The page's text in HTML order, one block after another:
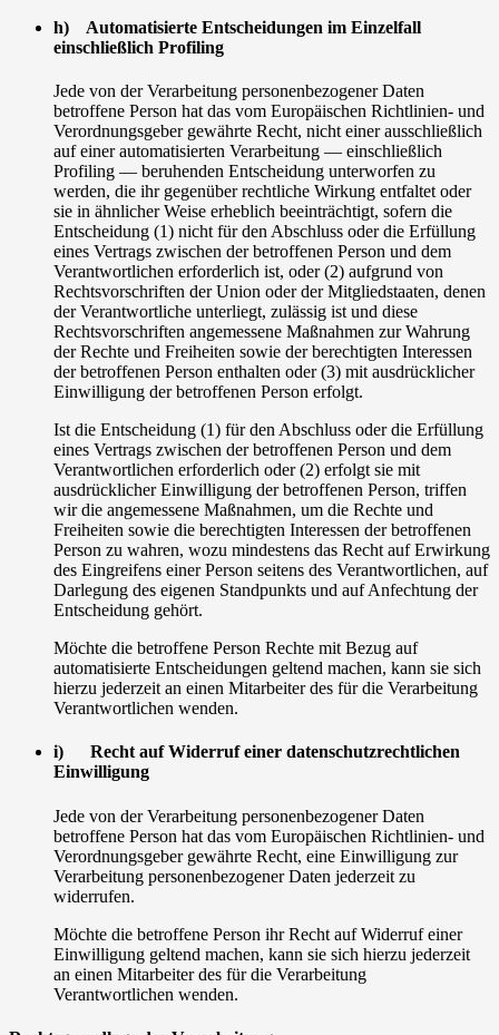
h) Automatisierte Entscheidungen im Einzelfall
einschließlich Profiling
Jede von der Verarbeitung personenbezogener Daten
betroffene Person hat das vom Europäischen Richtlinien- und
Verordnungsgeber gewährte Recht, nicht einer ausschließlich
auf einer automatisierten Verarbeitung — einschließlich
Profiling — beruhenden Entscheidung unterworfen zu
werden, die ihr gegenüber rechtliche Wirkung entfaltet oder
sie in ähnlicher Weise erheblich beeinträchtigt, sofern die
Entscheidung (1) nicht für den Abschluss oder die Erfüllung
eines Vertrags zwischen der betroffenen Person und dem
Verantwortlichen erforderlich ist, oder (2) aufgrund von
Rechtsvorschriften der Union oder der Mitgliedstaaten, denen
der Verantwortliche unterliegt, zulässig ist und diese
Rechtsvorschriften angemessene Maßnahmen zur Wahrung
der Rechte und Freiheiten sowie der berechtigten Interessen
der betroffenen Person enthalten oder (3) mit ausdrücklicher
Einwilligung der betroffenen Person erfolgt.
Ist die Entscheidung (1) für den Abschluss oder die Erfüllung
eines Vertrags zwischen der betroffenen Person und dem
Verantwortlichen erforderlich oder (2) erfolgt sie mit
ausdrücklicher Einwilligung der betroffenen Person, triffen
wir die angemessene Maßnahmen, um die Rechte und
Freiheiten sowie die berechtigten Interessen der betroffenen
Person zu wahren, wozu mindestens das Recht auf Erwirkung
des Eingreifens einer Person seitens des Verantwortlichen, auf
Darlegung des eigenen Standpunkts und auf Anfechtung der
Entscheidung gehört.
Möchte die betroffene Person Rechte mit Bezug auf
automatisierte Entscheidungen geltend machen, kann sie sich
hierzu jederzeit an einen Mitarbeiter des für die Verarbeitung
Verantwortlichen wenden.
i) Recht auf Widerruf einer datenschutzrechtlichen
Einwilligung
Jede von der Verarbeitung personenbezogener Daten
betroffene Person hat das vom Europäischen Richtlinien- und
Verordnungsgeber gewährte Recht, eine Einwilligung zur
Verarbeitung personenbezogener Daten jederzeit zu
widerrufen.
Möchte die betroffene Person ihr Recht auf Widerruf einer
Einwilligung geltend machen, kann sie sich hierzu jederzeit
an einen Mitarbeiter des für die Verarbeitung
Verantwortlichen wenden.